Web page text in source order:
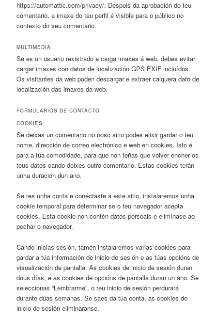
https://automattic.com/privacy/. Despois da aprobación do teu
comentario, a imaxe do teu perfil é visible para o público no
contexto do seu comentario.
MULTIMEDIA
Se es un usuario rexistrado e carga imaxes á web, debes evitar
cargar imaxes con datos de localización GPS EXIF incluídos.
Os visitantes da web poden descargar e extraer calquera dato de
localización das imaxes da web.
FORMULARIOS DE CONTACTO
COOKIES
Se deixas un comentario no noso sitio podes elixir gardar o teu
nome, dirección de correo electrónico e web en cookies. Isto é
para a túa comodidade, para que non teñas que volver encher os
teus datos cando deixes outro comentario. Estas cookies terán
unha duración dun ano.
Se tes unha conta e conéctaste a este sitio, instalaremos unha
cookie temporal para determinar se o teu navegador acepta
cookies. Esta cookie non contén datos persoais e elimínase ao
pechar o navegador.
Cando inicias sesión, tamén instalaremos varias cookies para
gardar a túa información de inicio de sesión e as túas opcións de
visualización de pantalla. As cookies de inicio de sesión duran
dous días, e as cookies de opcións de pantalla duran un ano. Se
seleccionas “Lembrarme”, o teu inicio de sesión perdurará
durante dúas semanas. Se saes da túa conta, as cookies de
inicio de sesión eliminaranse.